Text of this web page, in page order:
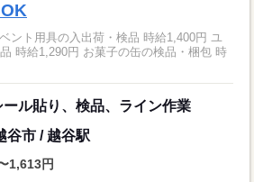
ント用具の入出荷・検品 時給1,400円 ユ
時給1,290円 お菓子の缶の検品・梱包 時
ル貼り、検品、ライン作業
谷市 / 越谷駅
1,613円